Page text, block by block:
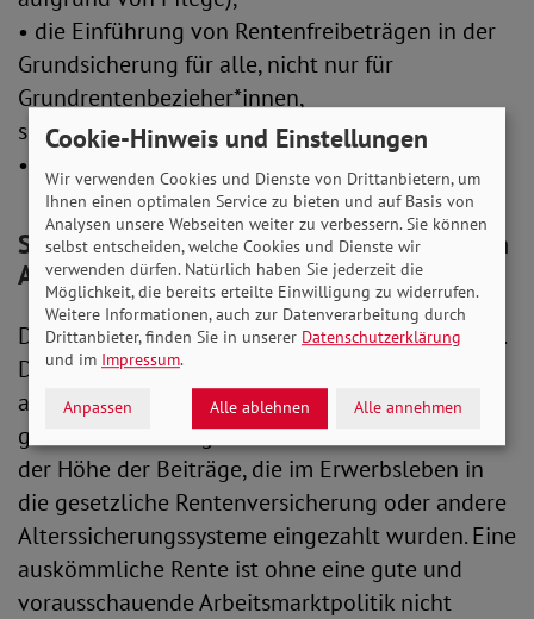
• die Einführung von Rentenfreibeträgen in der
Grundsicherung für alle, nicht nur für
Grundrentenbezieher*innen,
sowie die
• Einführung einer Vermögenssteuer.
SoVD fordert Ausbau der Elemente sozialen
Ausgleichs
Die Rente ist das Spiegelbild des Erwerbslebens.
Die Weichen für eine auskömmliche und
armutsfeste Rente werden in der Erwerbsphase
gestellt. Denn die gesetzliche Rente basiert auf
der Höhe der Beiträge, die im Erwerbsleben in
die gesetzliche Rentenversicherung oder andere
Alterssicherungssysteme eingezahlt wurden. Eine
auskömmliche Rente ist ohne eine gute und
vorausschauende Arbeitsmarktpolitik nicht
Cookie-Hinweis und Einstellungen
Wir verwenden Cookies und Dienste von Drittanbietern, um
Ihnen einen optimalen Service zu bieten und auf Basis von
Analysen unsere Webseiten weiter zu verbessern. Sie können
selbst entscheiden, welche Cookies und Dienste wir
verwenden dürfen. Natürlich haben Sie jederzeit die
Möglichkeit, die bereits erteilte Einwilligung zu widerrufen.
Weitere Informationen, auch zur Datenverarbeitung durch
Drittanbieter, finden Sie in unserer Datenschutzerklärung
und im Impressum.
Anpassen Alle ablehnen Alle annehmen